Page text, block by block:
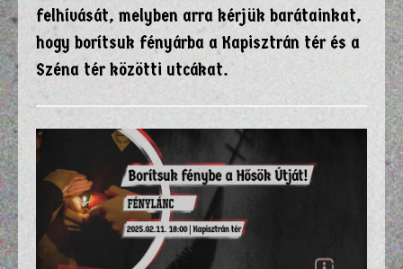
felhívását, melyben arra kérjük barátainkat,
hogy borítsuk fényárba a Kapisztrán tér és a
Széna tér közötti utcákat.